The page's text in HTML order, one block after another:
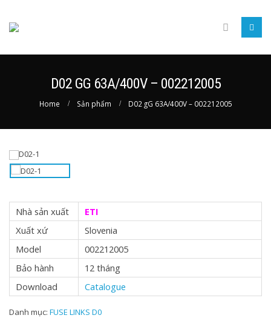
D02 GG 63A/400V – 002212005
Home Sản phẩm D02 gG 63A/400V – 002212005
Nhà sản xuất
ETI
Xuất xứ
Slovenia
Model
002212005
Bảo hành
12 tháng
Download
Catalogue
Danh mục: FUSE LINKS D0